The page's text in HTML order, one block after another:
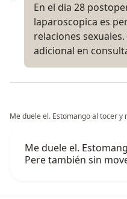
En el dia 28
laparoscopica es
relaciones
adicional en
Me duele el. Estomango al tocer
Me duele el.
Pere también sin